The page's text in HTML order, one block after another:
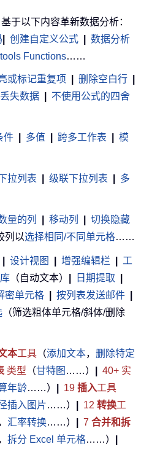
基于以下内容革新数据分析：
创建自定义公式
数据分析
Functions……
或标记重复项 删除空白行
失数据
不使用公式的四舍
件 多值 跨多工作表
模
拉列表 级联下拉列表
多
量的列 移动列
切换隐藏
列以选择相同/不同单元格……
设计视图 增强编辑栏
工
（自动文本） 日期提取
密单元格 按列表发送邮件
（筛选粗体单元格/斜体/删除
本工具 （添加文本， 删除特定
类型 （甘特图 ……）
40+ 实
年龄……） 19 插入工具
插入图片……） 12 转换工
汇率转换……） 7 合并和拆
拆分 Excel 单元格……）